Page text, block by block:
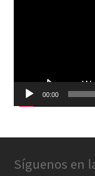
00:00
Síguenos en